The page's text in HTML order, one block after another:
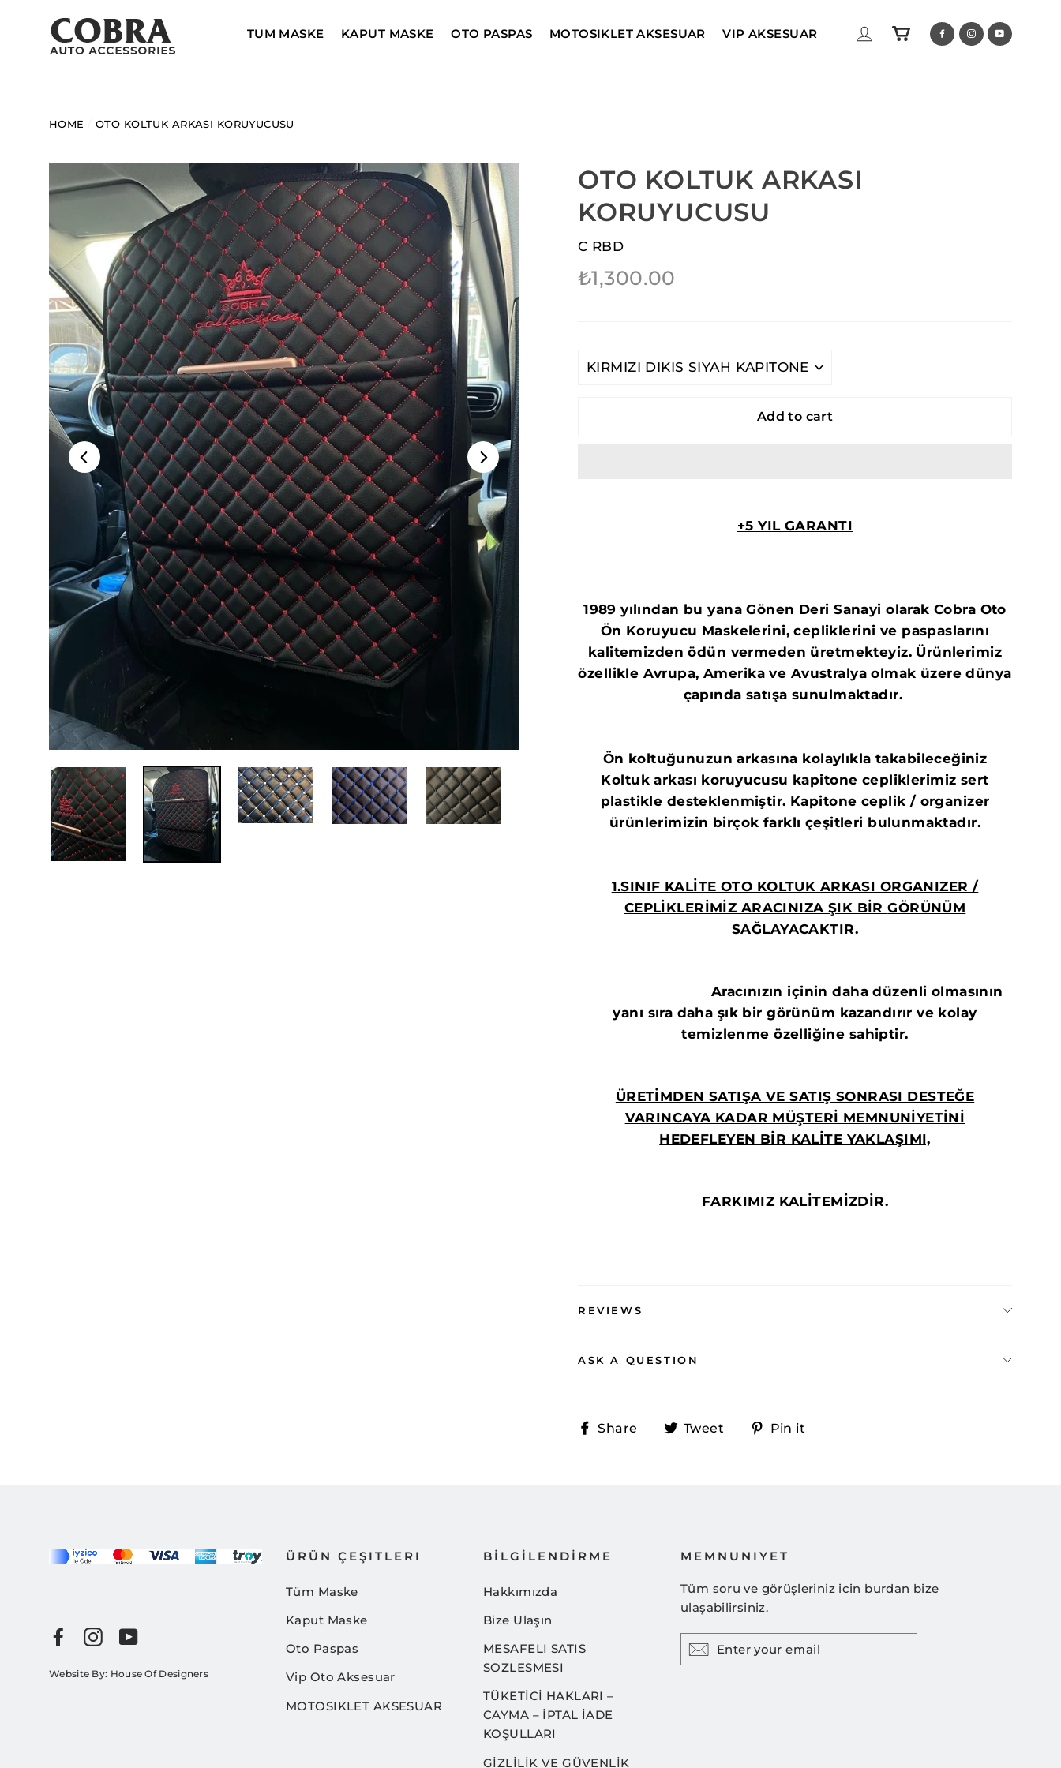
content
TUM MASKE KAPUT MASKE OTO PASPAS MOTOSIKLET AKSESUAR VIP AKSESUAR LOG INCART Facebook
Instagram
HOME OTO KOLTUK ARKASI KORUYUCUSU
OTO KOLTUK ARKASI
KORUYUCUSU
C RBD
Regular
₺1,300.00
Add to cart
+5 YIL GARANTI
1989 yılından bu yana Gönen Deri Sanayi olarak Cobra Oto
Ön Koruyucu Maskelerini, cepliklerini ve paspaslarını
kalitemizden ödün vermeden üretmekteyiz. Ürünlerimiz
özellikle Avrupa, Amerika ve Avustralya olmak üzere dünya
çapında satışa sunulmaktadır.
Ön koltuğunuzun arkasına kolaylıkla takabileceğiniz
Koltuk arkası koruyucusu kapitone cepliklerimiz sert
plastikle desteklenmiştir. Kapitone ceplik / organizer
ürünlerimizin birçok farklı çeşitleri bulunmaktadır.
1.SINIF KALİTE OTO KOLTUK ARKASI ORGANIZER /
CEPLİKLERİMİZ ARACINIZA ŞIK BİRGÖRÜNÜM
SAĞLAYACAKTIR.
Aracınızın içinin daha düzenli olmasının
yanı sıra daha şık bir görünüm kazandırır ve kolay
temizlenme özelliğine sahiptir.
ÜRETİMDEN SATIŞA VE SATIŞ SONRASI DESTEĞE
VARINCAYA KADAR MÜŞTERİ MEMNUNİYETİNİ
HEDEFLEYEN BİR KALİTE YAKLAŞIMI,
FARKIMIZ KALİTEMİZDİR.
REVIEWS
ASK A QUESTION
Share
ShareTweet
TweetPin it
FacebookInstagram
YouTube
Website By: House Of Designers
ÜRÜN ÇEŞITLERI
Tüm Maske
Kaput Maske
Oto Paspas
Vip Oto Aksesuar
MOTOSIKLET AKSESUAR
BİLGİLENDİRME
Hakkımızda
Bize Ulaşın
MESAFELI SATIS
SOZLESMESI
TÜKETİCİ HAKLARI –
CAYMA – İPTAL İADE
KOŞULLARI
GİZLİLİK VE GÜVENLİK
MEMNUNIYET
Tüm soru ve görüşleriniz icin burdan bize
ulaşabilirsiniz.
YOUR
EMAIL